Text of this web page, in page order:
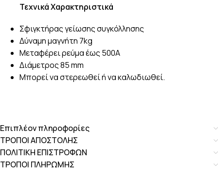
Τεχνικά Χαρακτηριστικά
Σφιγκτήρας γείωσης συγκόλλησης
Δύναμη μαγνήτη 7kg
Μεταφέρει ρεύμα έως 500Α
Διάμετρος 85 mm
Μπορεί να στερεωθεί ή να καλωδιωθεί.
Επιπλέον πληροφορίες
ΤΡΟΠΟΙ ΑΠΟΣΤΟΛΗΣ
ΠΟΛΙΤΙΚΗ ΕΠΙΣΤΡΟΦΩΝ
ΤΡΟΠΟΙ ΠΛΗΡΩΜΗΣ